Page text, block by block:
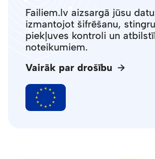
Failiem.lv aizsargā jūsu
izmantojot šifrēšanu, stingru
piekļuves kontroli un
noteikumiem.
Vairāk par drošību